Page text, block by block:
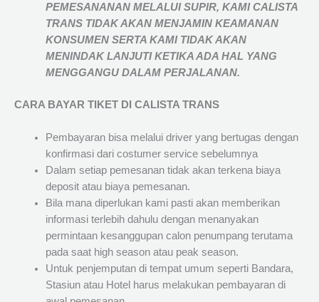
PEMESANANAN MELALUI SUPIR, KAMICALISTA
TRANSTIDAK AKAN MENJAMINKEAMANAN
KONSUMEN SERTA KAMI TIDAK AKAN
MENINDAK LANJUTI KETIKA ADA HAL YANG
MENGGANGU DALAM PERJALANAN.
CARA BAYAR TIKET DI CALISTA TRANS
Pembayaran bisa melalui driver yang bertugas dengan
konfirmasi dari costumer service sebelumnya
Dalam setiap pemesanan tidak akan terkena biaya
deposit atau biaya pemesanan.
Bila mana diperlukan kami pasti akan memberikan
informasi terlebih dahulu dengan menanyakan
permintaan kesanggupan calon penumpang terutama
pada saat high season atau peak season.
Untuk penjemputan di tempat umum seperti Bandara,
Stasiun atau Hotel harus melakukan pembayaran di